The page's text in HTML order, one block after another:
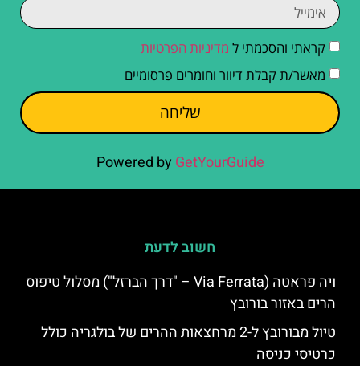
קראתי והסכמתי ל מדיניות הפרטיות
מאשר/ת קבלת דיוור וחומרים פרסומיים
שליחה
Powered by GetYourGuide
חשוב לדעת
ויה פראטה (Via Ferrata – "דרך הברזל") מסלול טיפוס
הרים באזור בורובץ
טיול מבורובץ ל-2 מרחצאות ההרים של בולגריה כולל
כרטיסי כניסה